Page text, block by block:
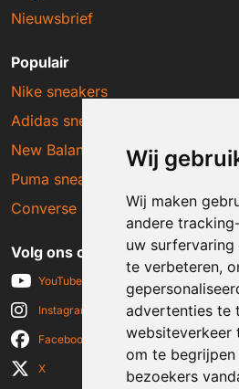
Wij
Wij maken
andere
uw
te verbeteren,
advertenties te
websiteverkeer
om te
bezoekers
Nieuwsbrief
Populair
Nike sneakers
Adidas sneakers
New Balance sneakers
Puma sneakers
Converse sneakers
Volg ons op social media
YouTube
Instagram
Facebook
X